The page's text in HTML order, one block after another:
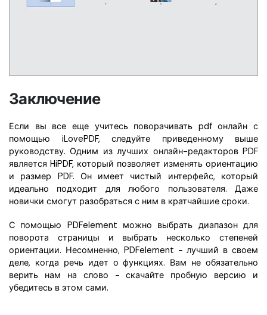
Заключение
Если вы все еще учитесь поворачивать pdf онлайн с
помощью iLovePDF, следуйте приведенному выше
руководству. Одним из лучших онлайн-редакторов PDF
является HiPDF, который позволяет изменять ориентацию
и размер PDF. Он имеет чистый интерфейс, который
идеально подходит для любого пользователя. Даже
новички смогут разобраться с ним в кратчайшие сроки.
С помощью PDFelement можно выбрать диапазон для
поворота страницы и выбрать несколько степеней
ориентации. Несомненно, PDFelement - лучший в своем
деле, когда речь идет о функциях. Вам не обязательно
верить нам на слово - скачайте пробную версию и
убедитесь в этом сами.